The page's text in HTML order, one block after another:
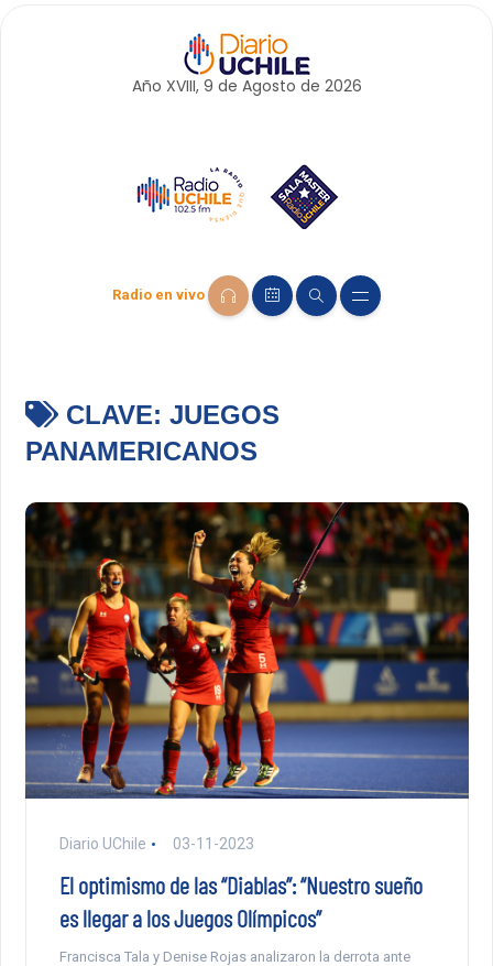
Año XVIII, 9 de Agosto de 2026
Radio en vivo
CLAVE: JUEGOS
PANAMERICANOS
Diario UChile 03-11-2023
El optimismo de las “Diablas”: “Nuestro sueño
es llegar a los Juegos Olímpicos”
Francisca Tala y Denise Rojas analizaron la derrota ante